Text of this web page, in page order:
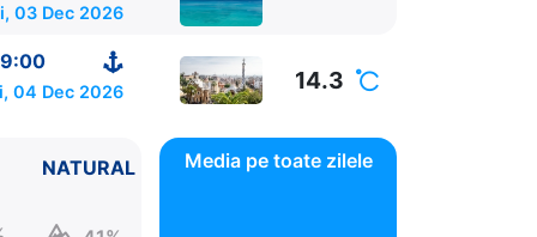
03 Dec 2026
04 Dec 2026 14.3
NATURAL Media pe toate zilele